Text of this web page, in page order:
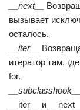
__next__
вызывает
осталось.
__iter__
итератор там,
for.
__subclasshook__
__iter__ и __next__